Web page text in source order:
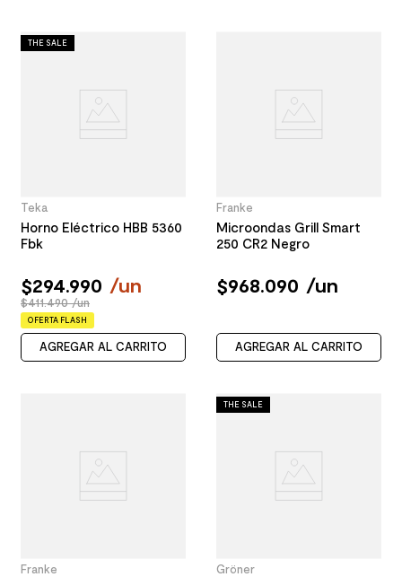
THE SALE
Teka
Horno Eléctrico HBB 5360
Fbk
$294.990 /un
$411.490 /un
OFERTA FLASH
AGREGAR AL CARRITO
Franke
Microondas Grill Smart
250 CR2 Negro
$968.090 /un
AGREGAR AL CARRITO
Franke
THE SALE
Gröner